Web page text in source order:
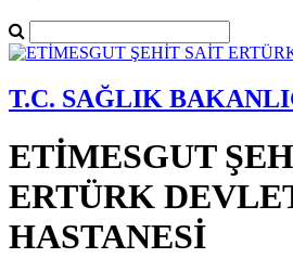
T.C. SAĞLIK
ETİMESGUT
ERTÜRK
HASTANESİ